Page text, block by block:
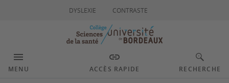
DYSLEXIE CONTRASTE
MENU ACCÈS RAPIDE RECHERCHE